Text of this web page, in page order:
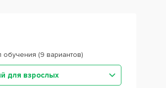
обучения (9 вариантов)
для взрослых